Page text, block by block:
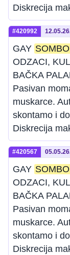
Diskrecija
#420992
GAY
ODZACI,
BAČKA
Pasivan
muskarce.
skontamo i
Diskrecija
#420567
GAY
ODZACI,
BAČKA
Pasivan
muskarce.
skontamo i
Diskrecija